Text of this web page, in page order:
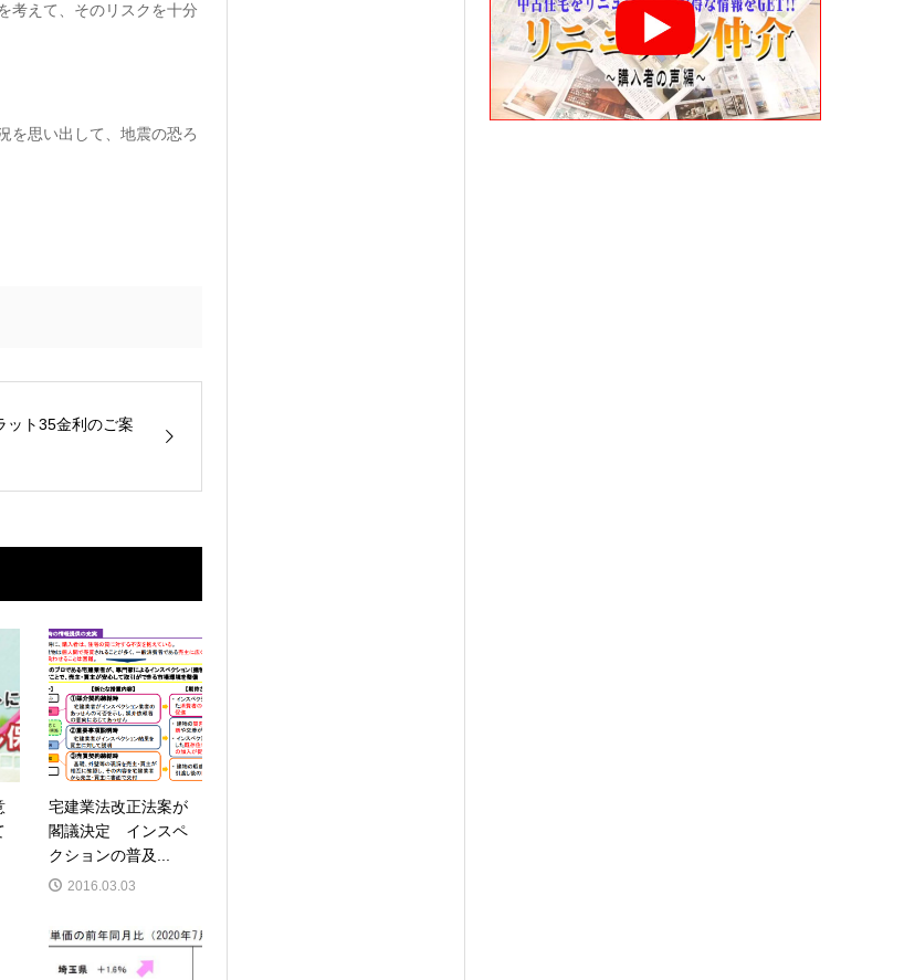
考えて、そのリスクを十分
を思い出して、地震の恐ろ
ット35金利のご案
宅建業法改正法案が
閣議決定 インスペ
クションの普及...
2016.03.03